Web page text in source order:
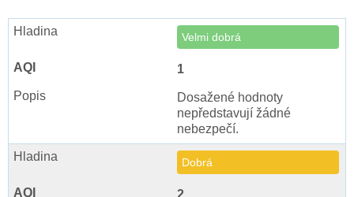
Velmi dobrá
1
Dosažené hodnoty
nepředstavují žádné
nebezpečí.
Dobrá